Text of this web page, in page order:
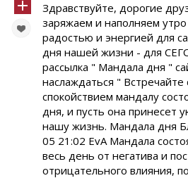
Здравствуйте, дорогие
заряжаем и наполняем
радостью и энергией для
дня нашей жизни - для
рассылка " Мандала дня "
наслаждаться " Встречайте
спокойствием мандалу
дня, и пусть она принесет
нашу жизнь. Мандала дня
05 21:02 EvA Мандала
весь день от негатива и
отрицательного влияния,